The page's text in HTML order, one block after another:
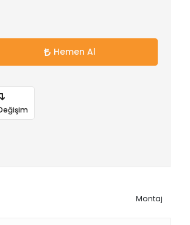
Hemen Al
Montaj